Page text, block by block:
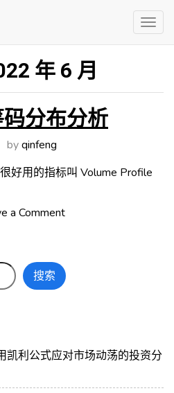
年 6 月
分布分析
byqinfeng
好用的指标叫 Volume Profile
a Commenton
筹
析
搜索
凯利公式应对市场动荡的投资分